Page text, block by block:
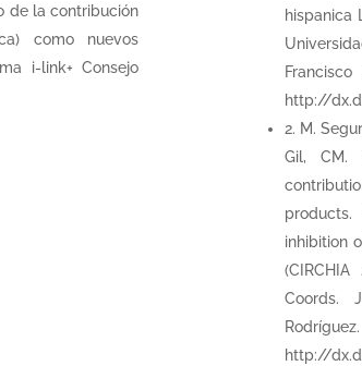
de la contribución
como nuevos
i-link+ Consejo
hispanica
http://
2. M.
Gil, CM.
inhibition
Coords.
http://